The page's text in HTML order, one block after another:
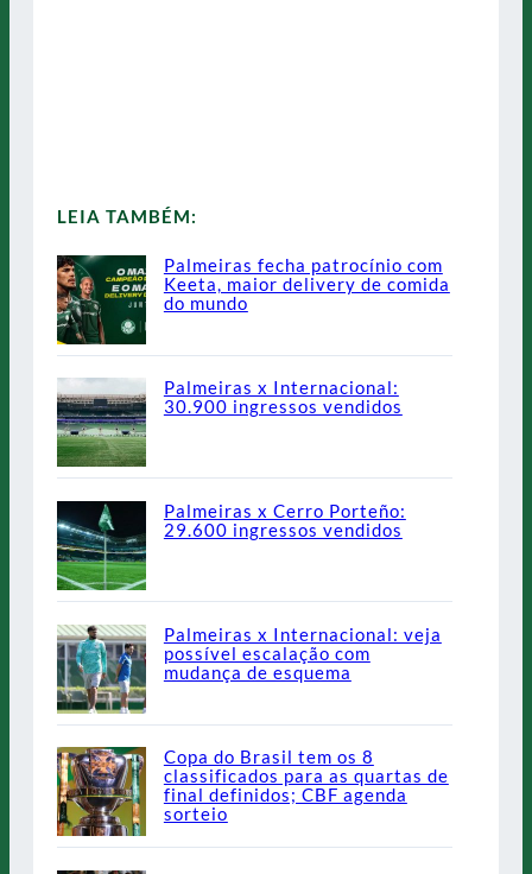
LEIA TAMBÉM:
Palmeiras fecha patrocínio com
Keeta, maior delivery de comida
do mundo
Palmeiras x Internacional:
30.900 ingressos vendidos
Palmeiras x Cerro Porteño:
29.600 ingressos vendidos
Palmeiras x Internacional: veja
possível escalação com
mudança de esquema
Copa do Brasil tem os 8
classificados para as quartas de
final definidos; CBF agenda
sorteio